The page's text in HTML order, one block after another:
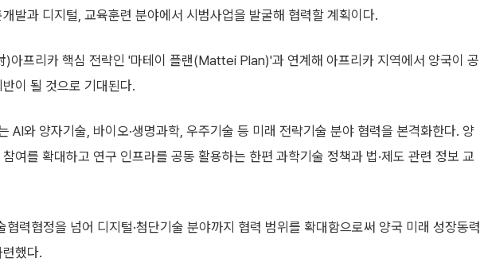
발과 디지털, 교육훈련 분야에서 시범사업을 발굴해 협력할 계획이다.
)아프리카 핵심 전략인 '마테이 플랜(Mattei Plan)'과 연계해 아프리카 지역에서 양국이 공
이 될 것으로 기대된다.
AI와 양자기술, 바이오·생명과학, 우주기술 등 미래 전략기술 분야 협력을 본격화한다. 양
여를 확대하고 연구 인프라를 공동 활용하는 한편 과학기술 정책과 법·제도 관련 정보 교
력협정을 넘어 디지털·첨단기술 분야까지 협력 범위를 확대함으로써 양국 미래 성장동력
했다.